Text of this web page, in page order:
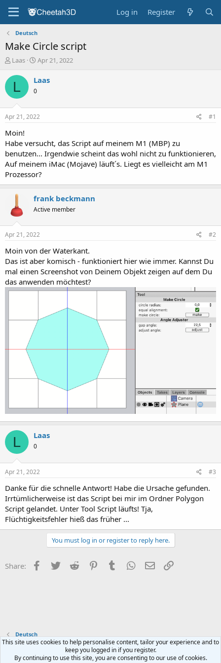
Log in Register
Deutsch
Make Circle script
T
r
a
t
a
t
e
r
Laas
S
a
a
t
Apr 21, 2022
L Laas
0
Apr 21, 2022 #1
Moin!
Habe versucht, das Script auf meinem M1 (MBP) zu
benutzen... Irgendwie scheint das wohl nicht zu funktionieren,
Auf meinem iMac (Mojave) läuft´s. Liegt es vielleicht am M1
Prozessor?
frank beckmann
Active member
Apr 21, 2022 #2
Moin von der Waterkant.
Das ist aber komisch - funktioniert hier wie immer. Kannst Du
mal einen Screenshot von Deinem Objekt zeigen auf dem Du
das anwenden möchtest?
L Laas
0
Apr 21, 2022 #3
Danke für die schnelle Antwort! Habe die Ursache gefunden.
Irrtümlicherweise ist das Script bei mir im Ordner Polygon
Script gelandet. Unter Tool Script läufts! Tja,
Flüchtigkeitsfehler hieß das früher ...
You must log in or register to reply here.
Share: Facebook
Twitter Reddit PinterestTumblr WhatsApp
Email
Deutsch
Contact us Terms and rules Privacy policy Help Home
R
This site uses cookies to help personalise content, tailor your experience and to
keep you logged in if you register.
By continuing to use this site, you are consenting to our use of cookies.